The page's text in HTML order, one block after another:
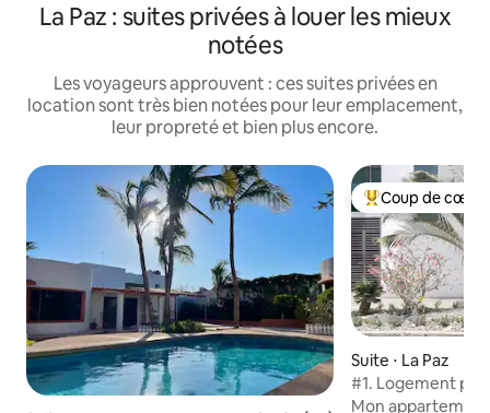
La Paz : suites privées à louer les mieux
notées
Les voyageurs approuvent : ces suites privées en
location sont très bien notées pour leur emplacement,
leur propreté et bien plus encore.
Coups de cœur
Coup de cœur
Suite ⋅ La Paz
#1. Logement
Mon